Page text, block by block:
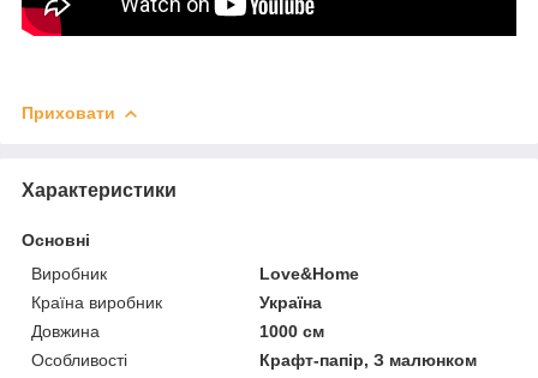
Приховати
Характеристики
Основні
Виробник
Love&Home
Країна виробник
Україна
Довжина
1000 см
Особливості
Крафт-папір, З малюнком